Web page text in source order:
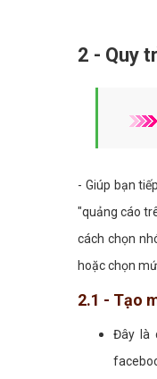
2 - Quy
- Giúp bạn
"quảng cáo
cách chọn
hoặc chọn
2.1 - Tạo
Đây là